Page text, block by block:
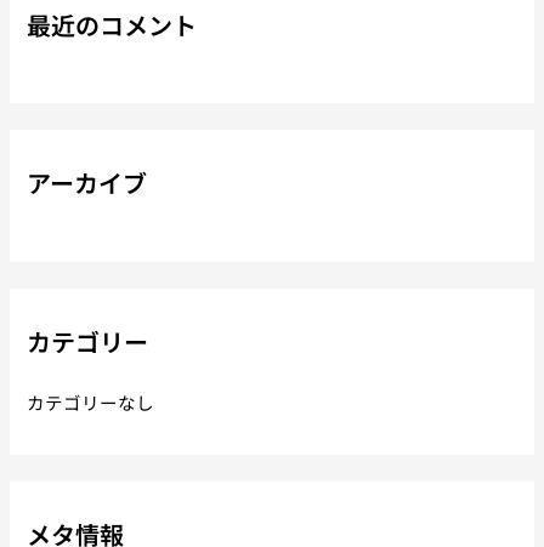
最近のコメント
アーカイブ
カテゴリー
カテゴリーなし
メタ情報